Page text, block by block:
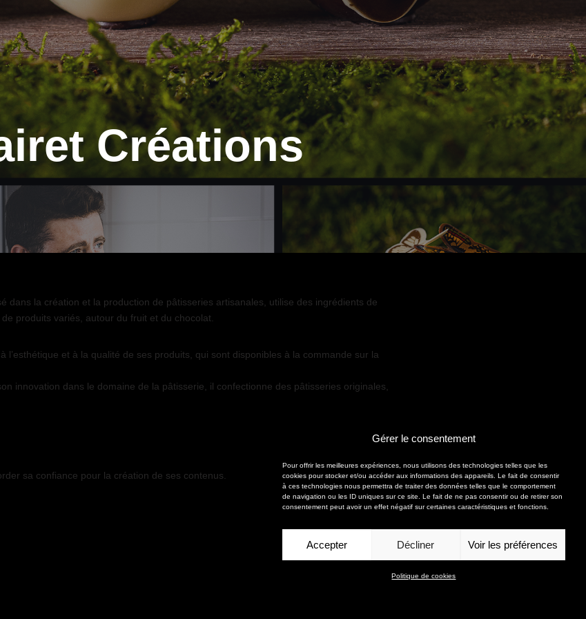
Gérer le consentement
Pour offrir les meilleures expériences, nous utilisons des technologies telles que les
cookies pour stocker et/ou accéder aux informations des appareils. Le fait de consentir
à ces technologies nous permettra de traiter des données telles que le comportement
de navigation ou les ID uniques sur ce site. Le fait de ne pas consentir ou de retirer son
consentement peut avoir un effet négatif sur certaines caractéristiques et fonctions.
Accepter Décliner Voir les préférences
Politique de cookies
Créations
dans la création et la production de pâtisseries artisanales, utilise des ingrédients de
produits variés, autour du fruit et du chocolat.
l’esthétique et à la qualité de ses produits, qui sont disponibles à la commande sur la
innovation dans le domaine de la pâtisserie, il confectionne des pâtisseries originales,
sa confiance pour la création de ses contenus.